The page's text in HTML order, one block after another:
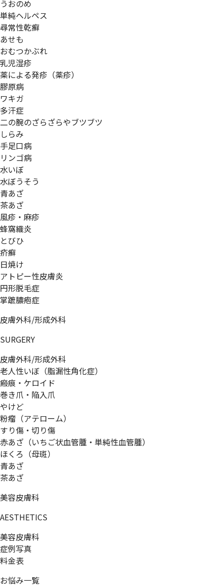
うおのめ
単純ヘルペス
尋常性乾癬
あせも
おむつかぶれ
乳児湿疹
薬による発疹（薬疹）
膠原病
ワキガ
多汗症
二の腕のざらざらやブツブツ
しらみ
手足口病
リンゴ病
水いぼ
水ぼうそう
青あざ
茶あざ
風疹・麻疹
蜂窩織炎
とびひ
疥癬
日焼け
アトピー性皮膚炎
円形脱毛症
掌蹠膿疱症
皮膚外科/形成外科
SURGERY
皮膚外科/形成外科
老人性いぼ（脂漏性角化症）
瘢痕・ケロイド
巻き爪・陥入爪
やけど
粉瘤（アテローム）
すり傷・切り傷
赤あざ（いちご状血管腫・単純性血管腫）
ほくろ（母斑）
青あざ
茶あざ
美容皮膚科
AESTHETICS
美容皮膚科
症例写真
料金表
お悩み一覧